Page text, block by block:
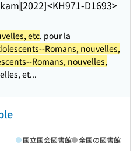
[2022]<KH971-D1693>
etc. pour la
Romans, nouvelles,
Romans, nouvelles,
et...
国立国会図書館 全国の図書館